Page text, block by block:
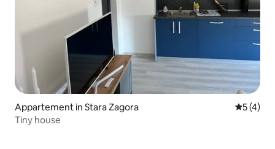
Appartement in Stara Zagora
5 (4)
Tiny house